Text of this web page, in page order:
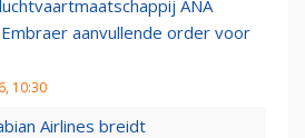
ANA
aanvullende order voor
10:30
Airlines breidt